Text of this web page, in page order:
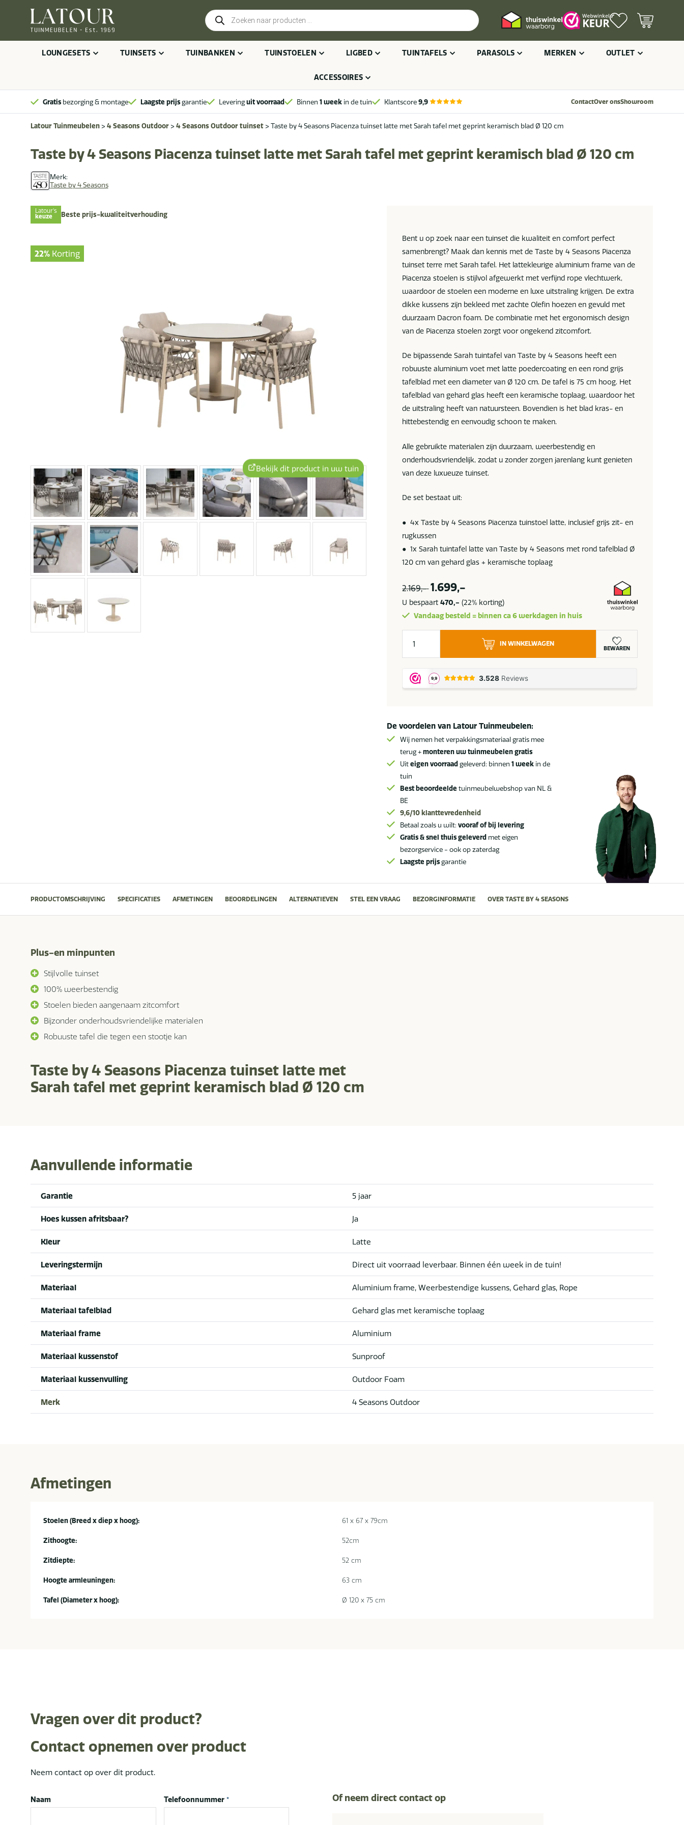
Producten
zoeken
LOUNGESETS TUINSETS TUINBANKEN TUINSTOELEN LIGBED TUINTAFELS PARASOLS MERKEN OUTLET
ACCESSOIRES
Gratis bezorging & montage Laagste prijsgarantie Leveringuit voorraad Binnen 1 week in de tuin Klantscore9,9 ContactOver onsShowroom
Latour Tuinmeubelen> 4 Seasons Outdoor> 4 Seasons Outdoor tuinset> Taste by 4 Seasons Piacenza tuinset latte met Sarah tafel met geprint keramisch blad Ø 120 cm
Merk:
Taste by 4 Seasons
Taste by 4 Seasons Piacenza tuinset latte met Sarah tafel met geprint keramisch blad Ø 120 cm
Latour's
keuze Beste prijs-kwaliteitverhouding
22% Korting
Bekijk dit product in uw tuin
Bent u op zoek naar een tuinset die kwaliteit en comfort perfect
samenbrengt? Maak dan kennis met de Taste by 4 Seasons Piacenza
tuinset terre met Sarah tafel. Het lattekleurige aluminium frame van de
Piacenza stoelen is stijlvol afgewerkt met verfijnd rope vlechtwerk,
waardoor de stoelen een moderne en luxe uitstraling krijgen. De extra
dikke kussens zijn bekleed met zachte Olefin hoezen en gevuld met
duurzaam Dacron foam. De combinatie met het ergonomisch design
van de Piacenza stoelen zorgt voor ongekend zitcomfort.
De bijpassende Sarah tuintafel van Taste by 4 Seasons heeft een
robuuste aluminium voet met latte poedercoating en een rond grijs
tafelblad met een diameter van Ø 120 cm. De tafel is 75 cm hoog. Het
tafelblad van gehard glas heeft een keramische toplaag, waardoor het
de uitstraling heeft van natuursteen. Bovendien is het blad kras- en
hittebestendig en eenvoudig schoon te maken.
Alle gebruikte materialen zijn duurzaam, weerbestendig en
onderhoudsvriendelijk, zodat u zonder zorgen jarenlang kunt genieten
van deze luxueuze tuinset.
De set bestaat uit:
● 4x Taste by 4 Seasons Piacenza tuinstoel latte, inclusief grijs zit- en
rugkussen
● 1x Sarah tuintafel latte van Taste by 4 Seasons met rond tafelblad Ø
120 cm van gehard glas + keramische toplaag
2.169,- 1.699,-
U bespaart470,- (22% korting)
Vandaag besteld = binnen ca 6 werkdagen in huis
Seasons
Piacenza
met
Sarah
tafel
met
geprint
blad
Ø
120
cm
aantal
IN WINKELWAGEN
BEWAREN
De voordelen van Latour Tuinmeubelen:
Wij nemen het verpakkingsmateriaal gratis mee
terug +monteren uw tuinmeubelen gratis
Uiteigen voorraad geleverd: binnen1 week in de
tuin
Best beoordeelde tuinmeubelwebshop van NL &
BE
9,6/10 klanttevredenheid
Betaal zoals u wilt:vooraf of bij levering
Gratis & snel thuis geleverd met eigen
bezorgservice - ook op zaterdag
Laagste prijsgarantie
PRODUCTOMSCHRIJVING SPECIFICATIES AFMETINGEN BEOORDELINGEN ALTERNATIEVEN STEL EEN VRAAG BEZORGINFORMATIE OVER TASTE BY 4 SEASONS
Plus-en minpunten
Stijlvolle tuinset
100% weerbestendig
Stoelen bieden aangenaam zitcomfort
Bijzonder onderhoudsvriendelijke materialen
Robuuste tafel die tegen een stootje kan
Taste by 4 Seasons Piacenza tuinset latte met
Sarah tafel met geprint keramisch blad Ø 120 cm
Aanvullende informatie
Garantie 5 jaar
Hoes kussen afritsbaar? Ja
Kleur Latte
Leveringstermijn Direct uit voorraad leverbaar. Binnen één week in de tuin!
Materiaal Aluminium frame, Weerbestendige kussens, Gehard glas, Rope
Materiaal tafelblad Gehard glas met keramische toplaag
Materiaal frame Aluminium
Materiaal kussenstof Sunproof
Materiaal kussenvulling Outdoor Foam
Merk 4 Seasons Outdoor
Afmetingen
Stoelen (Breed x diep x hoog): 61 x 67 x 79cm
Zithoogte: 52cm
Zitdiepte: 52 cm
Hoogte armleuningen: 63 cm
Tafel (Diameter x hoog): Ø 120 x 75 cm
Vragen over dit product?
Contact opnemen over product
Neem contact op over dit product.
Naam Telefoonnummer * Of neem direct contact op